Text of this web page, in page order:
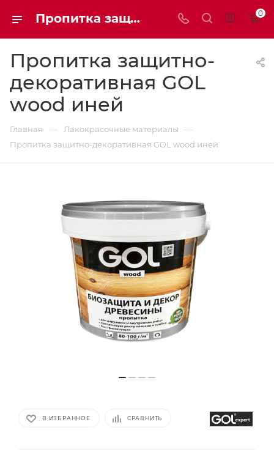
Пропитка защитно-декоративная GOL wood иней | Мaxim-stroy 0
Пропитка защитно-
декоративная GOL
wood иней
Главная — Лакокрасочные материалы —
Пропитка защитно-декоративная GOL wood иней
В ИЗБРАННОЕ СРАВНИТЬ